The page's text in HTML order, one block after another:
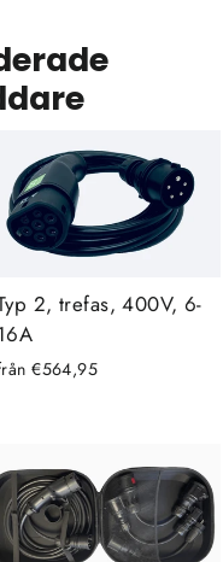
2, trefas, 400V, 6-
€564,95